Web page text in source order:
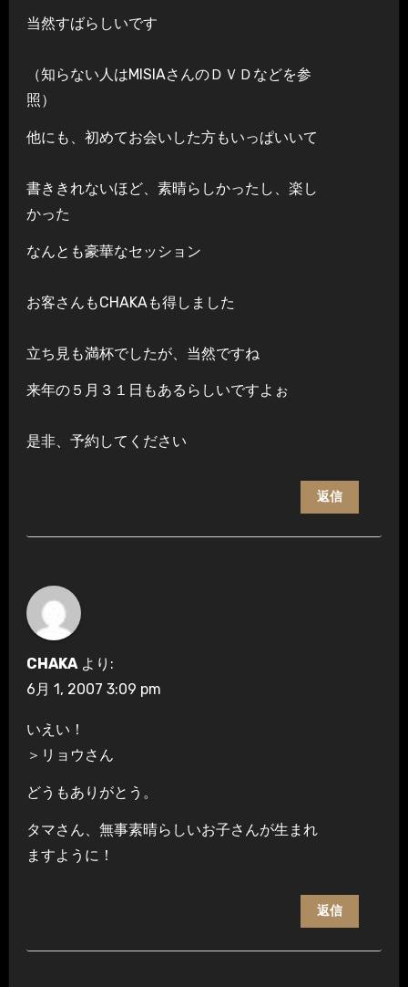
当然すばらしいです
（知らない人はMISIAさんのＤＶＤなどを参
照）
他にも、初めてお会いした方もいっぱいいて
書ききれないほど、素晴らしかったし、楽し
かった
なんとも豪華なセッション
お客さんもCHAKAも得しました
立ち見も満杯でしたが、当然ですね
来年の５月３１日もあるらしいですよぉ
是非、予約してください
返信
CHAKA より:
6月 1, 2007 3:09 pm
いえい！
＞リョウさん
どうもありがとう。
タマさん、無事素晴らしいお子さんが生まれ
ますように！
返信